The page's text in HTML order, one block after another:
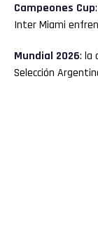
Campeones Cup
Inter Miami
Mundial 2026: la
Selección